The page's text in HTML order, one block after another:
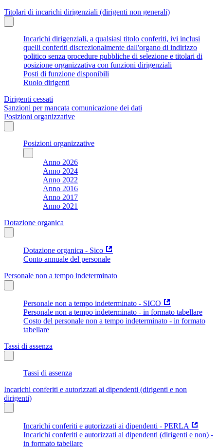
Titolari di incarichi dirigenziali (dirigenti non generali)
Incarichi dirigenziali, a qualsiasi titolo conferiti, ivi inclusi
quelli conferiti discrezionalmente dall'organo di indirizzo
politico senza procedure pubbliche di selezione e titolari di
posizione organizzativa con funzioni dirigenziali
Posti di funzione disponibili
Ruolo dirigenti
Dirigenti cessati
Sanzioni per mancata comunicazione dei dati
Posizioni organizzative
Posizioni organizzative
Anno 2026
Anno 2024
Anno 2022
Anno 2016
Anno 2017
Anno 2021
Dotazione organica
Dotazione organica - Sico
Conto annuale del personale
Personale non a tempo indeterminato
Personale non a tempo indeterminato - SICO
Personale non a tempo indeterminato - in formato tabellare
Costo del personale non a tempo indeterminato - in formato
tabellare
Tassi di assenza
Tassi di assenza
Incarichi conferiti e autorizzati ai dipendenti (dirigenti e non
dirigenti)
Incarichi conferiti e autorizzati ai dipendenti - PERLA
Incarichi conferiti e autorizzati ai dipendenti (dirigenti e non) -
in formato tabellare